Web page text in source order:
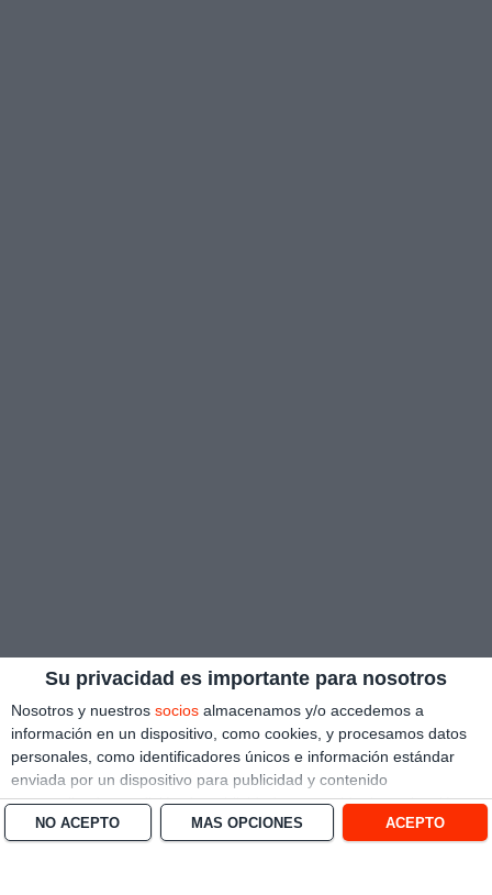
Su privacidad es importante para nosotros
Nosotros y nuestros socios almacenamos y/o accedemos a
información en un dispositivo, como cookies, y procesamos datos
personales, como identificadores únicos e información estándar
enviada por un dispositivo para publicidad y contenido
personalizado, medición de publicidad y contenido, investigación
de audiencia y desarrollo de servicios. Con su permiso, nosotros y
MÁS OPCIONES
NO ACEPTO ACEPTO